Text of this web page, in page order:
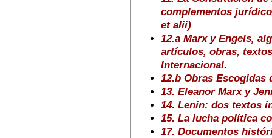
complementos
et alii)
12.a Marx y Engels,
artículos, obras,
Internacional.
12.b Obras Escogidas
13. Eleanor Marx y
14. Lenin: dos textos
15. La lucha política
17. Documentos